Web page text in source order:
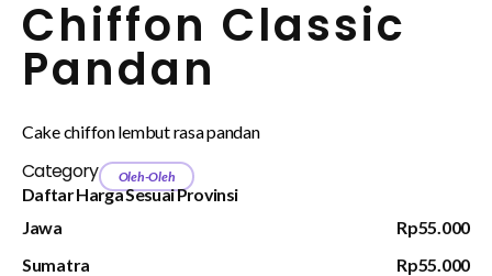
Chiffon Classic
Pandan
Cake chiffon lembut rasa pandan
Category Oleh-Oleh
Daftar Harga Sesuai Provinsi
Jawa
Rp55.000
Sumatra
Rp55.000